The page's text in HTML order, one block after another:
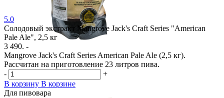
5.0
Солодовый экстракт Mangrove Jack's Craft Series "American
Pale Ale", 2,5 кг
3 490. -
Mangrove Jack's Craft Series American Pale Ale (2,5 кг).
Рассчитан на приготовление 23 литров пива.
-
+
В корзину В корзине
Для пивовара